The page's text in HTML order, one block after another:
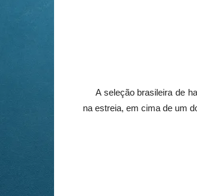
A seleção brasileira de
na estreia, em cima de um